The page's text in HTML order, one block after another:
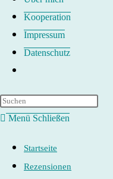
Kooperation
Impressum
Datenschutz
umschalten
Menü Schließen
Startseite
Rezensionen